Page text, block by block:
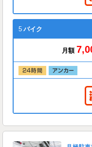
5 バイク
月額